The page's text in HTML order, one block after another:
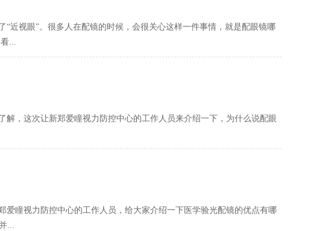
近视眼”。很多人在配镜的时候，会很关心这样一件事情，就是配眼镜哪
...
，这次让新郑爱瞳视力防控中心的工作人员来介绍一下，为什么说配眼
瞳视力防控中心的工作人员，给大家介绍一下医学验光配镜的优点有哪
...